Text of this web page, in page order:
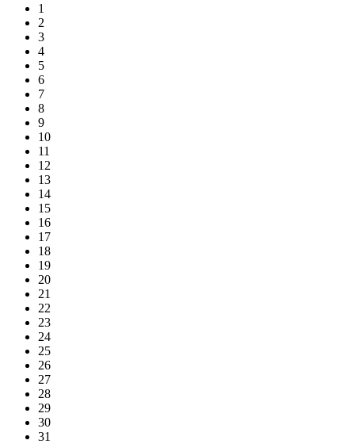
1
2
3
4
5
6
7
8
9
10
11
12
13
14
15
16
17
18
19
20
21
22
23
24
25
26
27
28
29
30
31